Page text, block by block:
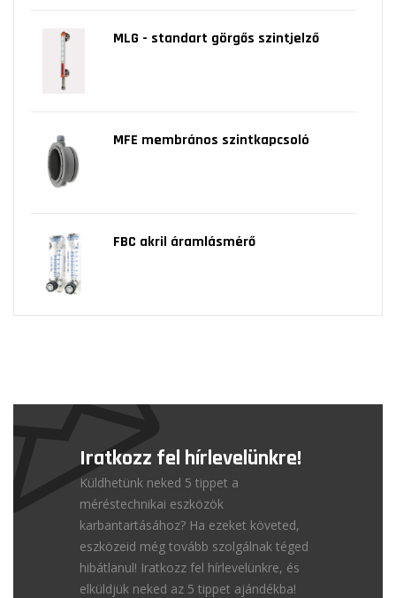
MLG - standart görgős szintjelző
MFE membrános szintkapcsoló
FBC akril áramlásmérő
Iratkozz fel hírlevelünkre!
Küldhetünk neked 5 tippet a
méréstechnikai eszközök
karbantartásához? Ha ezeket követed,
eszközeid még tovább szolgálnak téged
hibátlanul! Iratkozz fel hírlevelünkre, és
elküldjük neked az 5 tippet ajándékba!